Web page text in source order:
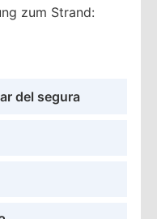
zum Strand:
del segura